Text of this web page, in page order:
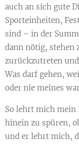
auch an sich gute
Sporteinheiten,
sind – in der
dann nötig, stehen
zurückzutreten
Was darf gehen,
oder nie meines
So lehrt mich
hinein zu spüren,
und er lehrt mich,